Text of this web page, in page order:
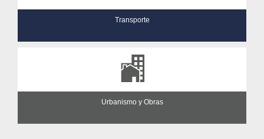
Transporte
Urbanismo y Obras